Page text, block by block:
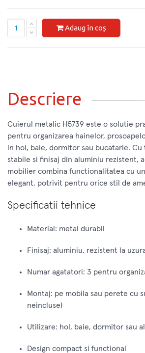
Adaug în coș
Descriere
Cuierul metalic H5739 este o solutie
pentru organizarea hainelor,
in hol, baie, dormitor sau bucatarie.
stabile si finisaj din aluminiu rezistent,
mobilier combina functionalitatea cu un design simplu si
elegant, potrivit pentru orice stil de
Specificatii tehnice
Material: metal durabil
Finisaj: aluminiu, rezistent la
Numar agatatori: 3 pentru
Montaj: pe mobila sau perete cu
neincluse)
Utilizare: hol, baie, dormitor sau
Design compact si functional